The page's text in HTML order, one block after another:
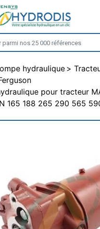
hydraulique
pour tracteur
165 188 265 290 565